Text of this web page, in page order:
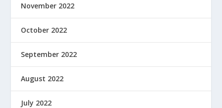
November 2022
October 2022
September 2022
August 2022
July 2022